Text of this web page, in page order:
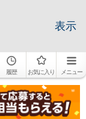
表示
履歴 お気に入り メニュー